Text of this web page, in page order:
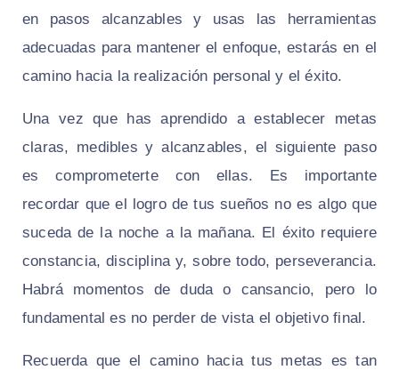
en pasos alcanzables y usas las herramientas
adecuadas para mantener el enfoque, estarás en el
camino hacia la realización personal y el éxito.
Una vez que has aprendido a establecer metas
claras, medibles y alcanzables, el siguiente paso
es comprometerte con ellas. Es importante
recordar que el logro de tus sueños no es algo que
suceda de la noche a la mañana. El éxito requiere
constancia, disciplina y, sobre todo, perseverancia.
Habrá momentos de duda o cansancio, pero lo
fundamental es no perder de vista el objetivo final.
Recuerda que el camino hacia tus metas es tan